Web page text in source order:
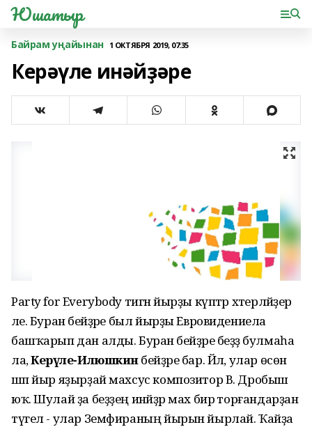
Юшатыр
Байрам уңайынан 1 ОКТЯБРЯ 2019, 07:35
Керәүле инәйҙәре
Party for Everybody тигән йырҙы күптәр хәтерләйҙер
әле. Буран әбейҙәре был йырҙы Евровидениела
башҡарып дан алды. Буран әбейҙәре беҙҙә булмаһа
ла,Керәүле-Илюшкинәбейҙәре бар. Йәл, улар өсөн
шәп йыр яҙырҙай махсус композитор В. Дробыш
юҡ. Шулай ҙа беҙҙең инәйҙәр мах бирә торғандарҙан
түгел - улар Земфираның йырын йырлай. Ҡайҙа